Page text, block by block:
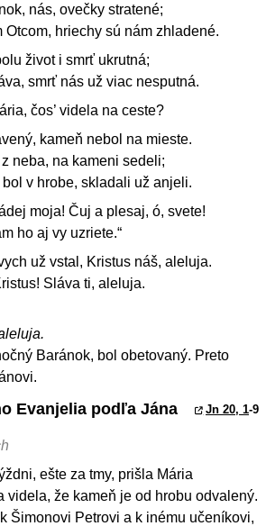
nás, ovečky stratené;
hriechy sú nám zhladené.
život i smrť ukrutná;
smrť nás už viac nesputná.
čos’ videla na ceste?
kameň nebol na mieste.
neba, na kameni sedeli;
v hrobe, skladali už anjeli.
moja! Čuj a plesaj, ó, svete!
ho aj vy uzriete.“
už vstal, Kristus náš, aleluja.
Sláva ti, aleluja.
Baránok, bol obetovaný. Preto
Evanjelia podľa Jána Jn 20, 1-9
ešte za tmy, prišla Mária
videla, že kameň je od hrobu odvalený.
Šimonovi Petrovi a k inému učeníkovi,